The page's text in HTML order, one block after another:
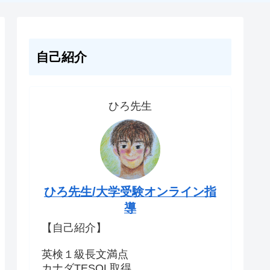
自己紹介
ひろ先生
ひろ先生/大学受験オンライン指
導
【自己紹介】
英検１級長文満点